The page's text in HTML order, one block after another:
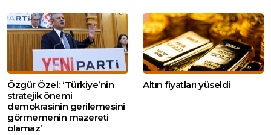
Özgür Özel: ‘Türkiye’nin
stratejik önemi
demokrasinin gerilemesini
görmemenin mazereti
olamaz’
Altın fiyatları yüseldi